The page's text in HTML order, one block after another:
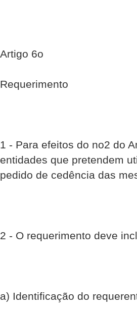
Artigo 6o
Requerimento
1 - Para efeitos do no2 do
entidades que pretendem
pedido de cedência das
2 - O requerimento deve
a) Identificação do